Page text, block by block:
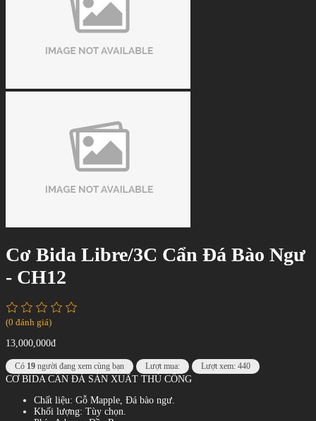
Cơ Bida Libre/3C Cẩn Đá Bào Ngư
- CH12
(0 đánh giá)
13,000,000đ
Có 19 người đang xem cùng bạn Lượt mua: Lượt xem: 440
CƠ BIDA CẨN ĐÁ SẢN XUẤT THỦ CÔNG
Chất liệu: Gỗ Mapple, Đá bào ngư.
Khối lượng: Tùy chọn.